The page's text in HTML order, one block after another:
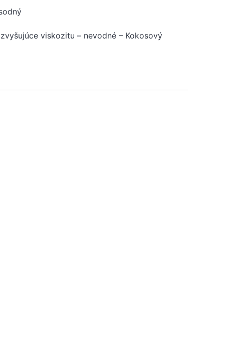
viskozitu – nevodné – Kokosový